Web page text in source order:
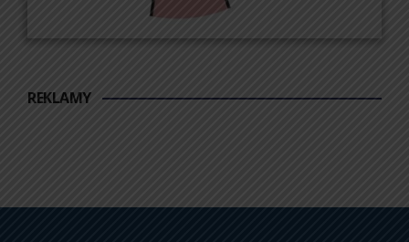
REKLAMY